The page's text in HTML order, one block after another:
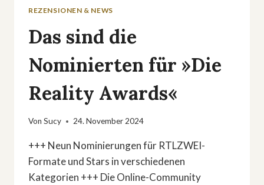
REZENSIONEN & NEWS
Das sind die
Nominierten für »Die
Reality Awards«
Von Sucy 24. November 2024
+++ Neun Nominierungen für RTLZWEI-
Formate und Stars in verschiedenen
Kategorien +++ Die Online-Community